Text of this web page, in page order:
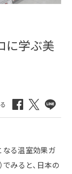
学ぶ美
なる温室効果ガ
）でみると、日本の